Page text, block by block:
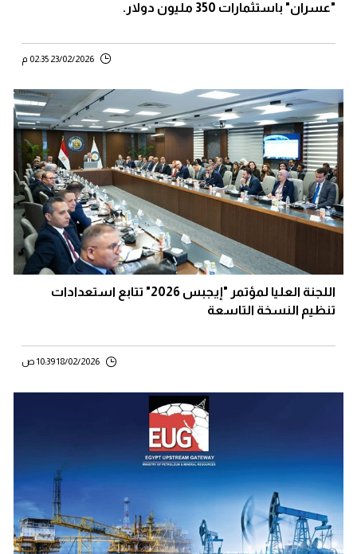
"عسران" باستثمارات 350 مليون دولار.
23/02/2026 02:35 م
اللجنة العليا لمؤتمر "إيجبس 2026" تتابع استعدادات
تنظيم النسخة التاسعة
18/02/2026 10:39 ص